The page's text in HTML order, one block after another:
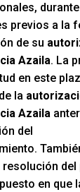
previos a la
de su
Azaila. La
en este
la
Azaila
del
resolución
en que